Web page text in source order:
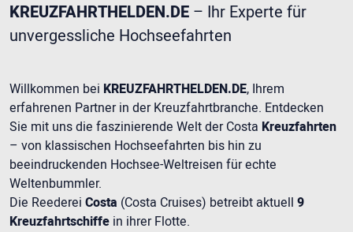
KREUZFAHRTHELDEN.DE – Ihr Experte für
unvergessliche Hochseefahrten
Willkommen bei KREUZFAHRTHELDEN.DE, Ihrem
erfahrenen Partner in der Kreuzfahrtbranche. Entdecken
Sie mit uns die faszinierende Welt der Costa Kreuzfahrten
– von klassischen Hochseefahrten bis hin zu
beeindruckenden Hochsee-Weltreisen für echte
Weltenbummler.
Die Reederei Costa (Costa Cruises) betreibt aktuell 9
Kreuzfahrtschiffe in ihrer Flotte.